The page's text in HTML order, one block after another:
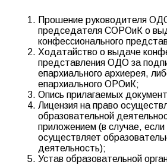
Прошение руководителя
председателя СОРОиК о
конфессионального
Ходатайство о выдаче
представления ОДО за
епархиального архиерея,
епархиального ОРОиК;
Опись прилагаемых
Лицензия на право
образовательной
приложением (в случае, если
осуществляет
деятельность);
Устав образовательной